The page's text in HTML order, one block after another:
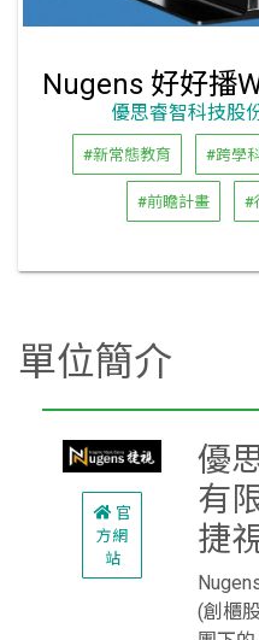
優思睿智科技股
#新常態教育 #跨學
#前瞻計畫 #
單位簡介
官
方網
站
優
有
捷
(創櫃